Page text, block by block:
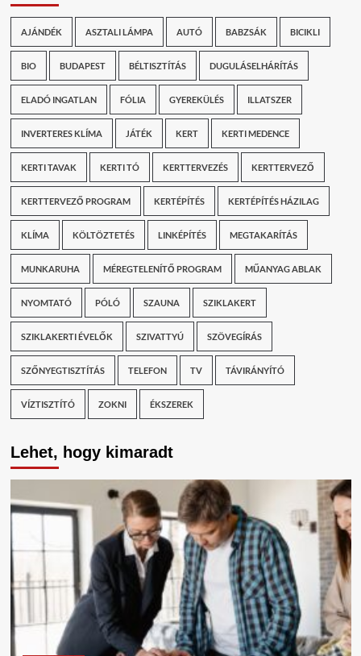
AJÁNDÉK ASZTALI LÁMPA AUTÓ BABZSÁK BICIKLI
BIO BUDAPEST BÉLTISZTÍTÁS DUGULÁSELHÁRÍTÁS
ELADÓ INGATLAN FÓLIA GYEREKÜLÉS ILLATSZER
INVERTERES KLÍMA JÁTÉK KERT KERTI MEDENCE
KERTI TAVAK KERTI TÓ KERTTERVEZÉS KERTTERVEZŐ
KERTTERVEZŐ PROGRAM KERTÉPÍTÉS KERTÉPÍTÉS HÁZILAG
KLÍMA KÖLTÖZTETÉS LINKÉPÍTÉS MEGTAKARÍTÁS
MUNKARUHA MÉREGTELENÍTŐ PROGRAM MŰANYAG ABLAK
NYOMTATÓ PÓLÓ SZAUNA SZIKLAKERT
SZIKLAKERTI ÉVELŐK SZIVATTYÚ SZÖVEGÍRÁS
SZŐNYEGTISZTÍTÁS TELEFON TV TÁVIRÁNYÍTÓ
VÍZTISZTÍTÓ ZOKNI ÉKSZEREK
Lehet, hogy kimaradt